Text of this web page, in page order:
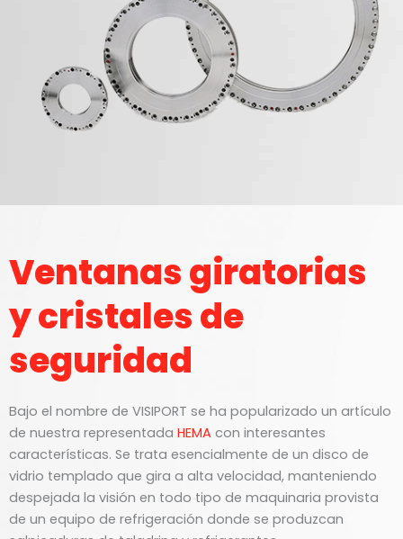
Ventanas giratorias
y cristales de
seguridad
Bajo el nombre de VISIPORT se ha popularizado un artículo
de nuestra representada HEMA con interesantes
características. Se trata esencialmente de un disco de
vidrio templado que gira a alta velocidad, manteniendo
despejada la visión en todo tipo de maquinaria provista
de un equipo de refrigeración donde se produzcan